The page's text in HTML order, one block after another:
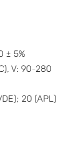
± 5%
V: 90-280
20 (APL)